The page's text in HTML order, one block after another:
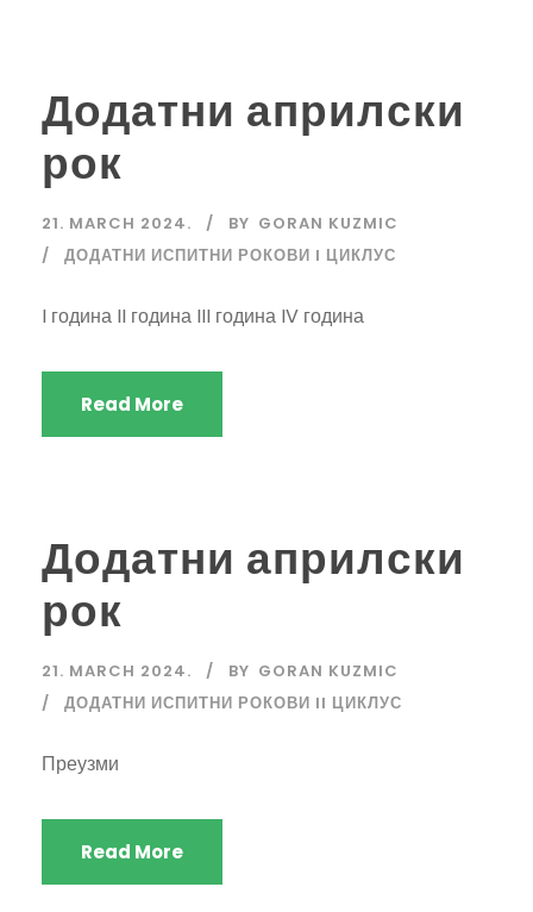
Додатни априлски
рок
21. MARCH 2024. BY GORAN KUZMIC
ДОДАТНИ ИСПИТНИ РОКОВИ I ЦИКЛУС
I година II година III година IV година
Read More
Додатни априлски
рок
21. MARCH 2024. BY GORAN KUZMIC
ДОДАТНИ ИСПИТНИ РОКОВИ II ЦИКЛУС
Преузми
Read More